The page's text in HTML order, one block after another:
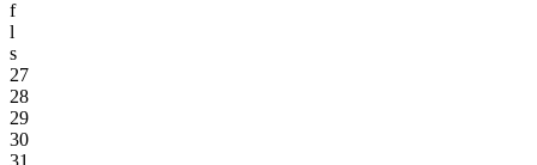
f
l
s
27
28
29
30
31